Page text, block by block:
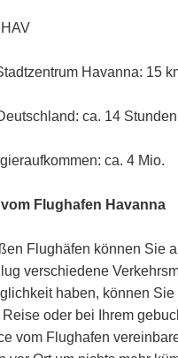
Havanna: 15
ca. 14 Stunden
ca. 4 Mio.
Flughafen Havanna
Flughäfen können Sie
verschiedene
haben, können Sie
oder bei Ihrem
vom Flughafen